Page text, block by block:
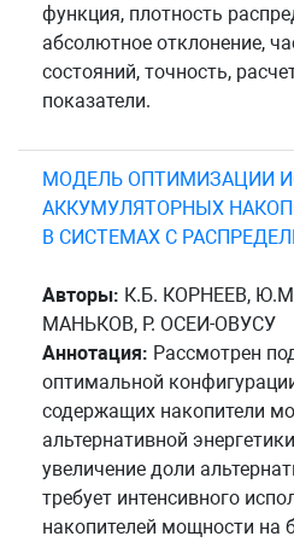
функция, плотность
абсолютное отклонение,
состояний, точность,
показатели.
МОДЕЛЬ ОПТИМИЗАЦИИ
АККУМУЛЯТОРНЫХ
В СИСТЕМАХ С
Авторы: К.Б. КОРНЕЕВ,
МАНЬКОВ, Р. ОСЕИ-ОВУСУ
Аннотация: Рассмотрен
оптимальной
содержащих накопители
альтернативной
увеличение доли
требует интенсивного
накопителей мощности на